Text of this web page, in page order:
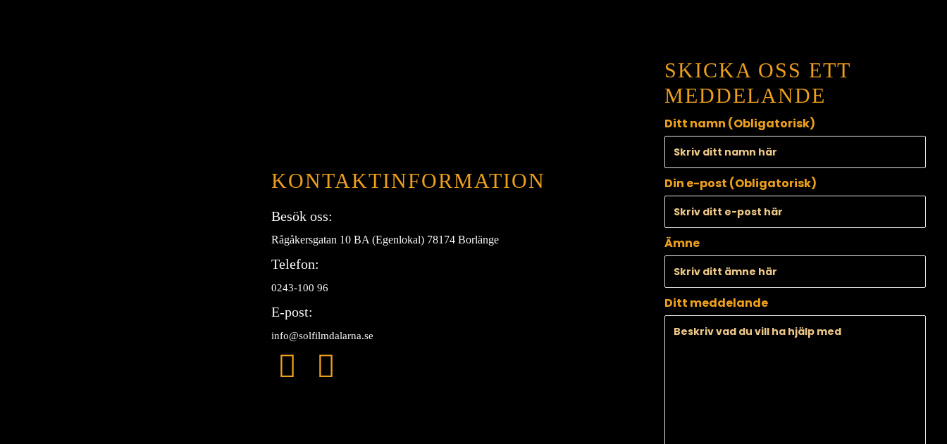
KONTAKTINFORMATION
Besök oss:
Rågåkersgatan 10 BA (Egenlokal) 78174 Borlänge
Telefon:
0243-100 96
E-post:
info@solfilmdalarna.se
SKICKA OSS ETT
MEDDELANDE
Ditt namn (Obligatorisk)
Din e-post (Obligatorisk)
Ämne
Ditt meddelande